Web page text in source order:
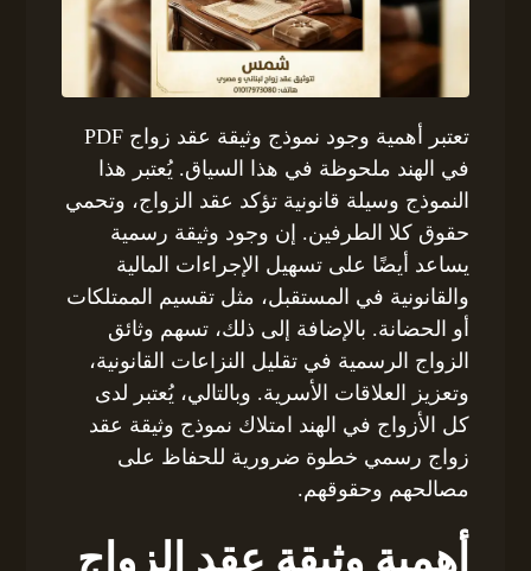
تعتبر أهمية وجود نموذج وثيقة عقد زواج PDF
في الهند ملحوظة في هذا السياق. يُعتبر هذا
النموذج وسيلة قانونية تؤكد عقد الزواج، وتحمي
حقوق كلا الطرفين. إن وجود وثيقة رسمية
يساعد أيضًا على تسهيل الإجراءات المالية
والقانونية في المستقبل، مثل تقسيم الممتلكات
أو الحضانة. بالإضافة إلى ذلك، تسهم وثائق
الزواج الرسمية في تقليل النزاعات القانونية،
وتعزيز العلاقات الأسرية. وبالتالي، يُعتبر لدى
كل الأزواج في الهند امتلاك نموذج وثيقة عقد
زواج رسمي خطوة ضرورية للحفاظ على
مصالحهم وحقوقهم.
أهمية وثيقة عقد الزواج